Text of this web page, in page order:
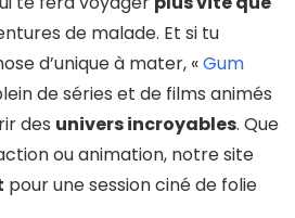
de malade. Et si tu
d’unique à mater, «Gum
de séries et de films animés
des univers incroyables. Que
ou animation, notre site
pour une session ciné de folie